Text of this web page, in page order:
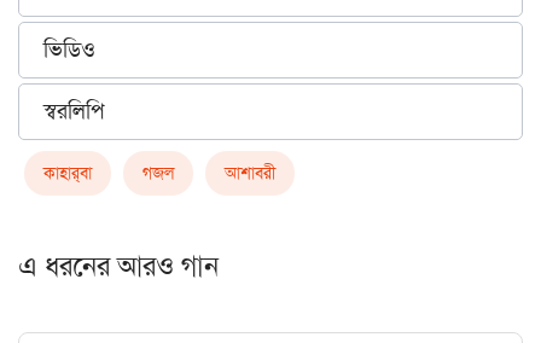
ভিডিও
স্বরলিপি
কাহার্‌বা গজল আশাবরী
এ ধরনের আরও গান